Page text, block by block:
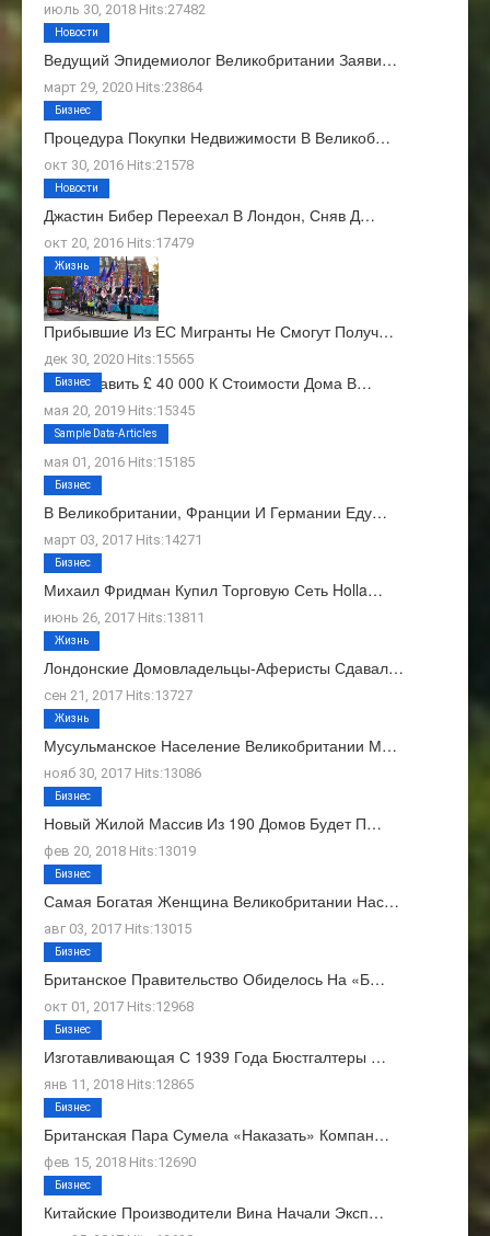
июль 30, 2018 Hits:27482
Ведущий Эпидемиолог Великобритании Заяви…
март 29, 2020 Hits:23864
Новости
Процедура Покупки Недвижимости В Великоб…
окт 30, 2016 Hits:21578
Бизнес
Джастин Бибер Переехал В Лондон, Сняв Д…
окт 20, 2016 Hits:17479
Новости
Прибывшие Из ЕС Мигранты Не Смогут Получ…
дек 30, 2020 Hits:15565
Жизнь
Как Добавить £ 40 000 К Стоимости Дома В…
мая 20, 2019 Hits:15345
Бизнес
О Нас
мая 01, 2016 Hits:15185
Sample Data-Articles
В Великобритании, Франции И Германии Еду…
март 03, 2017 Hits:14271
Бизнес
Михаил Фридман Купил Торговую Сеть Holla…
июнь 26, 2017 Hits:13811
Бизнес
Лондонские Домовладельцы-Аферисты Сдавал…
сен 21, 2017 Hits:13727
Жизнь
Мусульманское Население Великобритании М…
нояб 30, 2017 Hits:13086
Жизнь
Новый Жилой Массив Из 190 Домов Будет П…
фев 20, 2018 Hits:13019
Бизнес
Самая Богатая Женщина Великобритании Нас…
авг 03, 2017 Hits:13015
Бизнес
Британское Правительство Обиделось На «Б…
окт 01, 2017 Hits:12968
Бизнес
Изготавливающая С 1939 Года Бюстгалтеры …
янв 11, 2018 Hits:12865
Бизнес
Британская Пара Сумела «наказать» Компан…
фев 15, 2018 Hits:12690
Бизнес
Китайские Производители Вина Начали Эксп…
Бизнес